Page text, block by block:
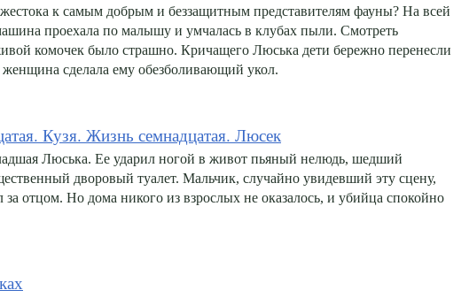
к самым добрым и беззащитным представителям фауны? На всей
проехала по малышу и умчалась в клубах пыли. Смотреть
комочек было страшно. Кричащего Люська дети бережно перенесли
женщина сделала ему обезболивающий укол.
Кузя. Жизнь семнадцатая. Люсек
Люська. Ее ударил ногой в живот пьяный нелюдь, шедший
дворовый туалет. Мальчик, случайно увидевший эту сцену,
за отцом. Но дома никого из взрослых не оказалось, и убийца спокойно